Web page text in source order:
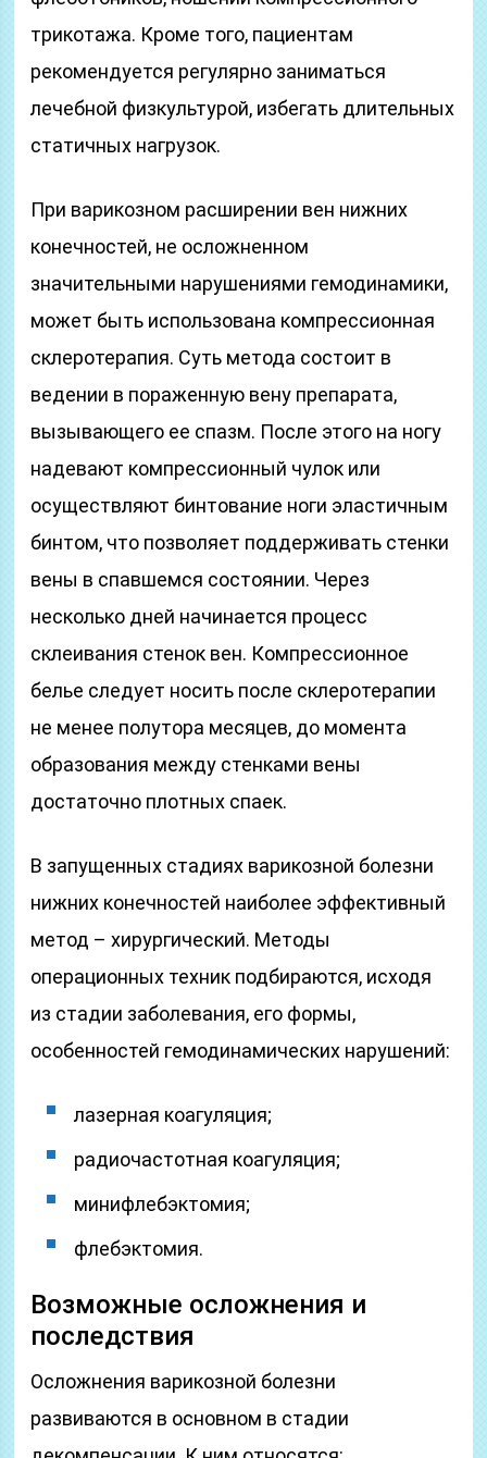
трикотажа. Кроме того, пациентам
рекомендуется регулярно заниматься
лечебной физкультурой, избегать длительных
статичных нагрузок.
При варикозном расширении вен нижних
конечностей, не осложненном
значительными нарушениями гемодинамики,
может быть использована компрессионная
склеротерапия. Суть метода состоит в
ведении в пораженную вену препарата,
вызывающего ее спазм. После этого на ногу
надевают компрессионный чулок или
осуществляют бинтование ноги эластичным
бинтом, что позволяет поддерживать стенки
вены в спавшемся состоянии. Через
несколько дней начинается процесс
склеивания стенок вен. Компрессионное
белье следует носить после склеротерапии
не менее полутора месяцев, до момента
образования между стенками вены
достаточно плотных спаек.
В запущенных стадиях варикозной болезни
нижних конечностей наиболее эффективный
метод – хирургический. Методы
операционных техник подбираются, исходя
из стадии заболевания, его формы,
особенностей гемодинамических нарушений:
лазерная коагуляция;
радиочастотная коагуляция;
минифлебэктомия;
флебэктомия.
Возможные осложнения и
последствия
Осложнения варикозной болезни
развиваются в основном в стадии